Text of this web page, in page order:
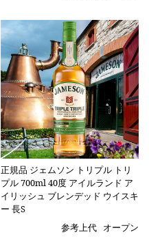
正規品 ジェムソン トリプル トリ
プル 700ml 40度 アイルランド ア
イリッシュ ブレンデッド ウイスキ
ー 長S
参考上代 オープン